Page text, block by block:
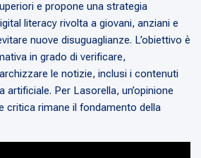
e propone una strategia
literacy rivolta a giovani, anziani e
nuove disuguaglianze. L’obiettivo è
in grado di verificare,
le notizie, inclusi i contenuti
artificiale. Per Lasorella, un’opinione
critica rimane il fondamento della